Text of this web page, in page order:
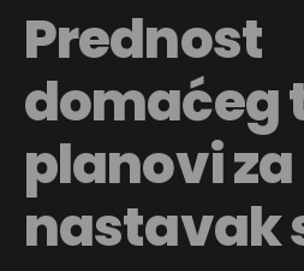
Prednost
domaćeg
planovi za
nastavak